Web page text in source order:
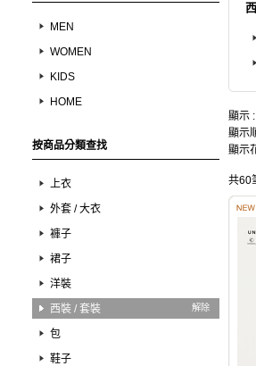
MEN
WOMEN
KIDS
HOME
按商品分類查找
上衣
外套 / 大衣
褲子
裙子
洋裝
西裝 / 套裝
解除
包
鞋子
顯示
顯示
顯示
共60